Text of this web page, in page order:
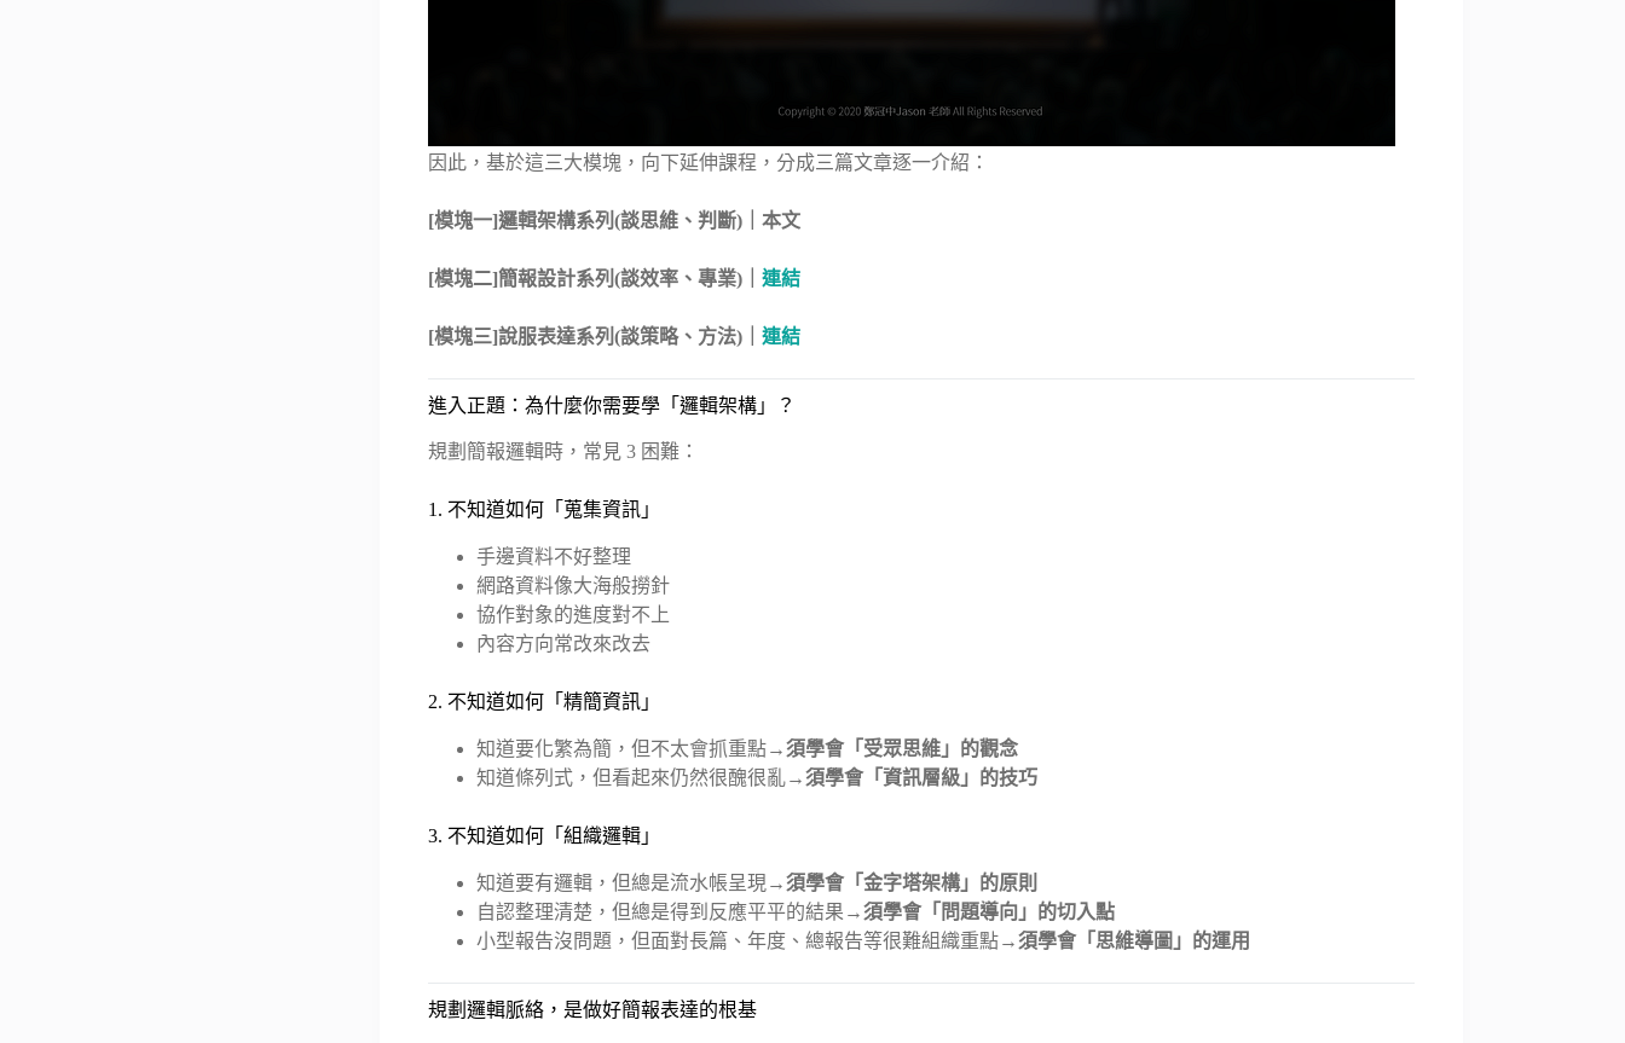
因此，基於這三大模塊，向下延伸課程，分成三篇文章逐一介紹：
[模塊一]邏輯架構系列(談思維、判斷)｜本文
[模塊二]簡報設計系列(談效率、專業)｜連結
[模塊三]說服表達系列(談策略、方法)｜連結
進入正題：為什麼你需要學「邏輯架構」？
規劃簡報邏輯時，常見 3 困難：
1. 不知道如何「蒐集資訊」
手邊資料不好整理
網路資料像大海般撈針
協作對象的進度對不上
內容方向常改來改去
2. 不知道如何「精簡資訊」
知道要化繁為簡，但不太會抓重點→須學會「受眾思維」的觀念
知道條列式，但看起來仍然很醜很亂→須學會「資訊層級」的技巧
3. 不知道如何「組織邏輯」
知道要有邏輯，但總是流水帳呈現→須學會「金字塔架構」的原則
自認整理清楚，但總是得到反應平平的結果→須學會「問題導向」的切入點
小型報告沒問題，但面對長篇、年度、總報告等很難組織重點→須學會「思維導圖」的運用
規劃邏輯脈絡，是做好簡報表達的根基